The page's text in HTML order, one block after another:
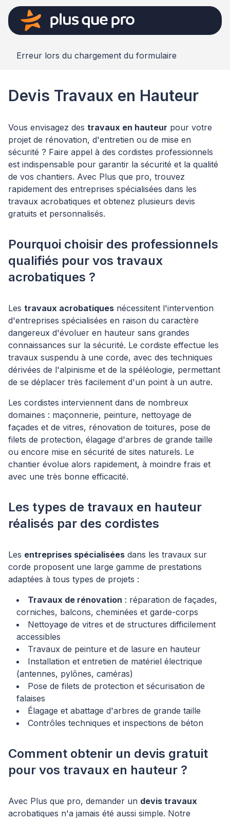
Erreur lors du chargement du formulaire
Devis Travaux en Hauteur
Vous envisagez des travaux en hauteur pour votre
projet de rénovation, d'entretien ou de mise en
sécurité ? Faire appel à des cordistes professionnels
est indispensable pour garantir la sécurité et la qualité
de vos chantiers. Avec Plus que pro, trouvez
rapidement des entreprises spécialisées dans les
travaux acrobatiques et obtenez plusieurs devis
gratuits et personnalisés.
Pourquoi choisir des professionnels
qualifiés pour vos travaux
acrobatiques ?
Les travaux acrobatiques nécessitent l'intervention
d'entreprises spécialisées en raison du caractère
dangereux d'évoluer en hauteur sans grandes
connaissances sur la sécurité. Le cordiste effectue les
travaux suspendu à une corde, avec des techniques
dérivées de l'alpinisme et de la spéléologie, permettant
de se déplacer très facilement d'un point à un autre.
Les cordistes interviennent dans de nombreux
domaines : maçonnerie, peinture, nettoyage de
façades et de vitres, rénovation de toitures, pose de
filets de protection, élagage d'arbres de grande taille
ou encore mise en sécurité de sites naturels. Le
chantier évolue alors rapidement, à moindre frais et
avec une très bonne efficacité.
Les types de travaux en hauteur
réalisés par des cordistes
Les entreprises spécialisées dans les travaux sur
corde proposent une large gamme de prestations
adaptées à tous types de projets :
Travaux de rénovation : réparation de façades,
corniches, balcons, cheminées et garde-corps
Nettoyage de vitres et de structures difficilement
accessibles
Travaux de peinture et de lasure en hauteur
Installation et entretien de matériel électrique
(antennes, pylônes, caméras)
Pose de filets de protection et sécurisation de
falaises
Élagage et abattage d'arbres de grande taille
Contrôles techniques et inspections de béton
Comment obtenir un devis gratuit
pour vos travaux en hauteur ?
Avec Plus que pro, demander un devis travaux
acrobatiques n'a jamais été aussi simple. Notre